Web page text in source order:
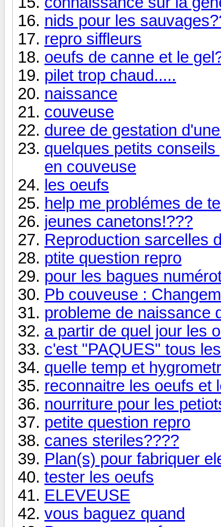
nids pour les
repro siffleurs
oeufs de canne et le
pilet trop chaud.....
naissance
couveuse
duree de gestation
quelques petits
en couveuse
les oeufs
help me problémes de
jeunes canetons!???
Reproduction sarcelles
ptite question repro
pour les bagues
Pb couveuse :
probleme de naissance
a partir de quel jour les
c'est "PAQUES" tous
quelle temp et
reconnaitre les oeufs et
nourriture pour les
petite question repro
canes steriles????
Plan(s) pour fabriquer
tester les oeufs
ELEVEUSE
vous baguez quand